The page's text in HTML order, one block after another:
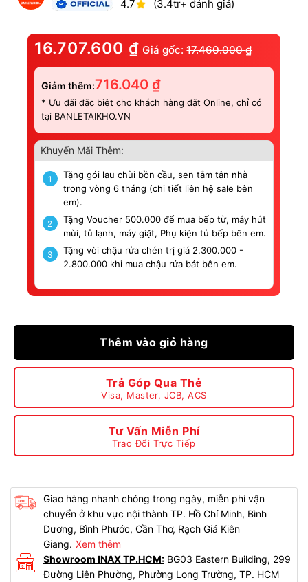
4.7
(3.4tr+ đánh giá)
16.707.600 ₫ Giá gốc: 17.460.000₫
Giảm thêm:716.040 ₫
* Ưu đãi đặc biệt cho khách hàng đặt Online, chỉ có
tại BANLETAIKHO.VN
Khuyến Mãi Thêm:
1
Tặng gói lau chùi bồn cầu, sen tắm tận nhà
trong vòng 6 tháng (chi tiết liên hệ sale bên
em).
2
Tặng Voucher 500.000 để mua bếp từ, máy hút
mùi, tủ lạnh, máy giặt, Phụ kiện tủ bếp bên em.
3
Tặng vòi chậu rửa chén trị giá 2.300.000 -
2.800.000 khi mua chậu rửa bát bên em.
Thêm vào giỏ hàng
Trả Góp Qua Thẻ
Visa, Master, JCB, ACS
Tư Vấn Miễn Phí
Trao Đổi Trực Tiếp
Giao hàng nhanh chóng trong ngày, miễn phí vận
chuyển ở khu vực nội thành TP. Hồ Chí Minh, Bình
Dương, Bình Phước, Cần Thơ, Rạch Giá Kiên
Giang. Xem thêm
Showroom INAX TP.HCM:BG03 Eastern Building, 299
Đường Liên Phường, Phường Long Trường, TP. HCM